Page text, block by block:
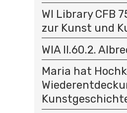
WI Library CFB
zur Kunst und
WIA II.60.2.
Maria hat